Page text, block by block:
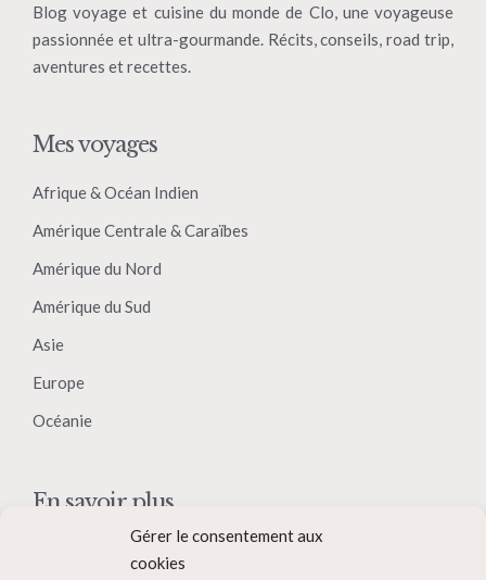
Gérer le consentement aux
cookies
Blog voyage et cuisine du monde de Clo, une voyageuse
passionnée et ultra-gourmande. Récits, conseils, road trip,
aventures et recettes.
Mes voyages
Afrique & Océan Indien
Amérique Centrale & Caraïbes
Amérique du Nord
Amérique du Sud
Asie
Europe
Océanie
En savoir plus